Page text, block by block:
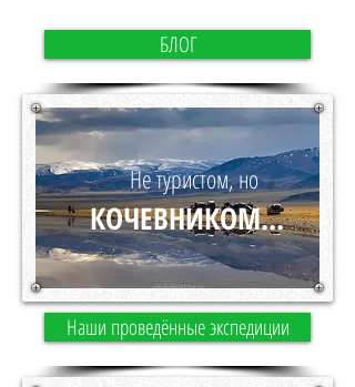
БЛОГ
Не туристом, но
КОЧЕВНИКОМ...
Наши проведённые экспедиции